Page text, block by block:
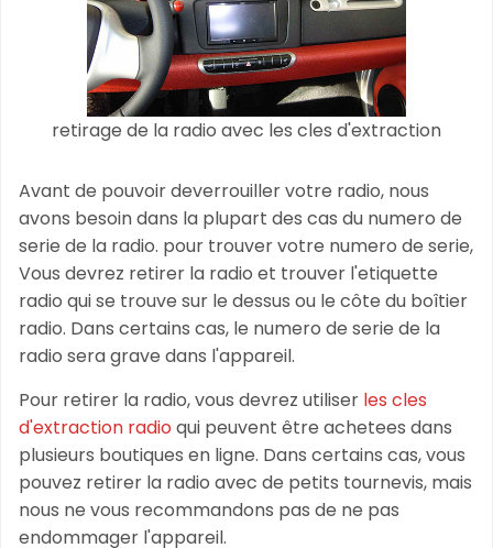
retirage de la radio avec les cles d'extraction
Avant de pouvoir deverrouiller votre radio, nous
avons besoin dans la plupart des cas du numero de
serie de la radio. pour trouver votre numero de serie,
Vous devrez retirer la radio et trouver l'etiquette
radio qui se trouve sur le dessus ou le côte du boîtier
radio. Dans certains cas, le numero de serie de la
radio sera grave dans l'appareil.
Pour retirer la radio, vous devrez utiliser les cles
d'extraction radio qui peuvent être achetees dans
plusieurs boutiques en ligne. Dans certains cas, vous
pouvez retirer la radio avec de petits tournevis, mais
nous ne vous recommandons pas de ne pas
endommager l'appareil.